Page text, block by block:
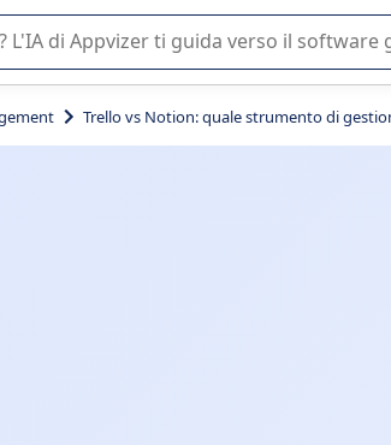
nell'utilizzo o nella scelta di un software
Trello vs Notion: quale strumento di